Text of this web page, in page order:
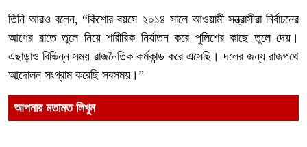
তিনি আরও বলেন, “কিশোর বয়সে ২০১৪ সালে আওয়ামী সন্ত্রাসীরা নির্বাচনের
আগের রাতে তুলে নিয়ে শারীরিক নির্যাতন করে পুলিশের কাছে তুলে দেয়।
এছাড়াও বিভিন্ন সময় রাজনৈতিক কর্মকান্ড করে এসেছি। দলের জন্য রাজপথে
আন্দোলন সংগ্রাম করেছি সবসময়।”
আপনার মতামত লিখুন